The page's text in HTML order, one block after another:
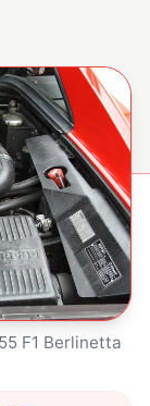
F1 Berlinetta